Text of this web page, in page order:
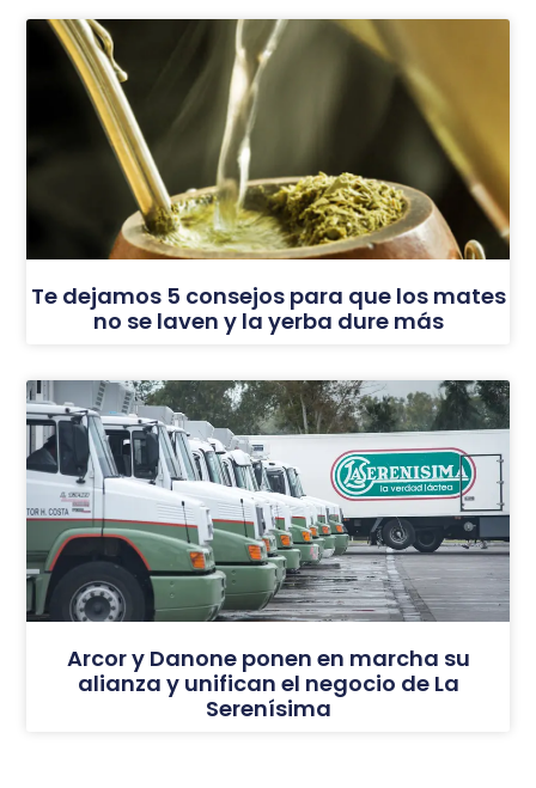
Te dejamos 5 consejos para que los mates
no se laven y la yerba dure más
Arcor y Danone ponen en marcha su
alianza y unifican el negocio de La
Serenísima